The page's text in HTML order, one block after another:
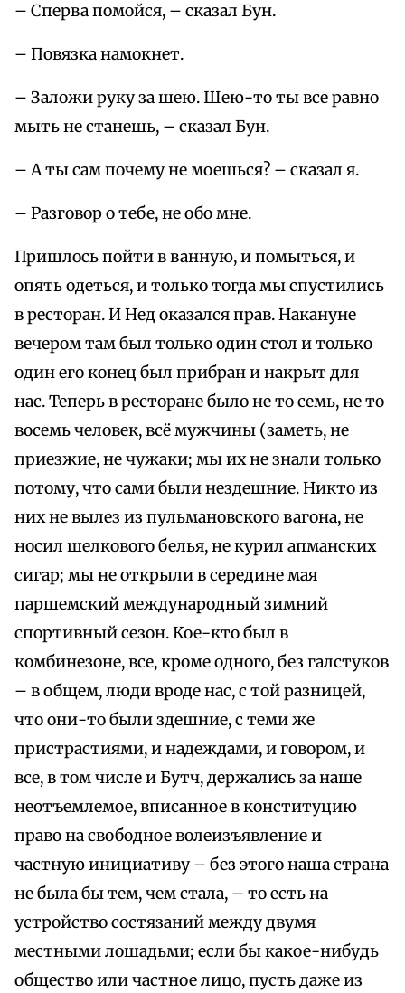
– Сперва помойся, – сказал Бун.
– Повязка намокнет.
– Заложи руку за шею. Шею-то ты все равно
мыть не станешь, – сказал Бун.
– А ты сам почему не моешься? – сказал я.
– Разговор о тебе, не обо мне.
Пришлось пойти в ванную, и помыться, и
опять одеться, и только тогда мы спустились
в ресторан. И Нед оказался прав. Накануне
вечером там был только один стол и только
один его конец был прибран и накрыт для
нас. Теперь в ресторане было не то семь, не то
восемь человек, всё мужчины (заметь, не
приезжие, не чужаки; мы их не знали только
потому, что сами были нездешние. Никто из
них не вылез из пульмановского вагона, не
носил шелкового белья, не курил апманских
сигар; мы не открыли в середине мая
паршемский международный зимний
спортивный сезон. Кое-кто был в
комбинезоне, все, кроме одного, без галстуков
– в общем, люди вроде нас, с той разницей,
что они-то были здешние, с теми же
пристрастиями, и надеждами, и говором, и
все, в том числе и Бутч, держались за наше
неотъемлемое, вписанное в конституцию
право на свободное волеизъявление и
частную инициативу – без этого наша страна
не была бы тем, чем стала, – то есть на
устройство состязаний между двумя
местными лошадьми; если бы какое-нибудь
общество или частное лицо, пусть даже из